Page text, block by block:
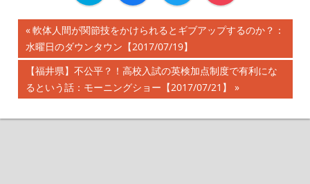
投
稿
ナ
ビ
前
の
記
事:
軟体人間が関節技をかけられるとギブアップするのか？：
水曜日のダウンタウン【2017/07/19】
次
の
事:
【福井県】不公平？！高校入試の英検加点制度で有利にな
るという話：モーニングショー【2017/07/21】